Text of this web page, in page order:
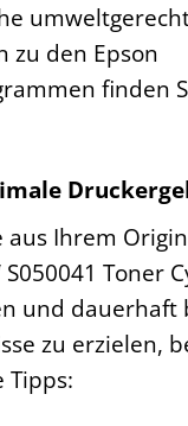
zu den Epson
finden
aus Ihrem
Toner
und dauerhaft
zu erzielen,
Tipps: